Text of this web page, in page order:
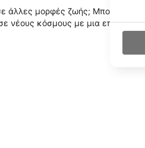
άλλες μορφές ζωής; Μπορεί να
νέους κόσμους με μια